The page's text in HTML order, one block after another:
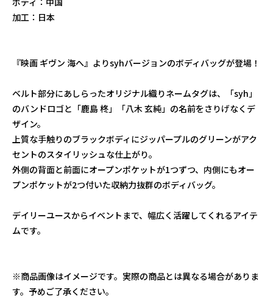
加工：日本
『映画 ギヴン 海へ』よりsyhバージョンのボディバッグが登場！
ベルト部分にあしらったオリジナル織りネームタグは、「syh」
のバンドロゴと「鹿島 柊」「八木 玄純」の名前をさりげなくデ
ザイン。
上質な手触りのブラックボディにジッパープルのグリーンがアク
セントのスタイリッシュな仕上がり。
外側の背面と前面にオープンポケットが1つずつ、内側にもオー
プンポケットが2つ付いた収納力抜群のボディバッグ。
デイリーユースからイベントまで、幅広く活躍してくれるアイテ
ムです。
※商品画像はイメージです。実際の商品とは異なる場合がありま
す。予めご了承ください。